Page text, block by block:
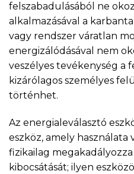
felszabadulásából ne
alkalmazásával a
vagy rendszer váratlan
energizálódásával nem
veszélyes tevékenység a
kizárólagos személyes
történhet.
Az energialeválasztó
eszköz, amely használata
fizikailag
kibocsátását; ilyen